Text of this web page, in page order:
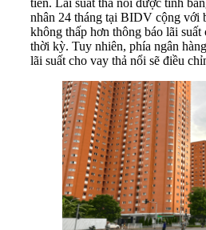
tiên. Lãi suất thả nổi được tính
nhân 24 tháng tại BIDV cộng với
không thấp hơn thông báo lãi
thời kỳ. Tuy nhiên, phía ngân
lãi suất cho vay thả nổi sẽ điều